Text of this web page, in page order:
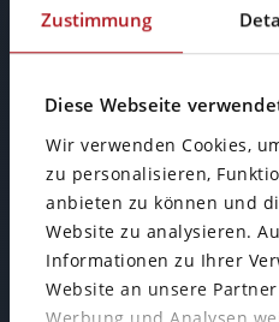
Zustimmung
Diese Webseite
Wir verwenden Cookies,
zu personalisieren,
anbieten zu können und
Website zu analysieren.
Informationen zu Ihrer
Website an unsere
Office
Mainzer
65189